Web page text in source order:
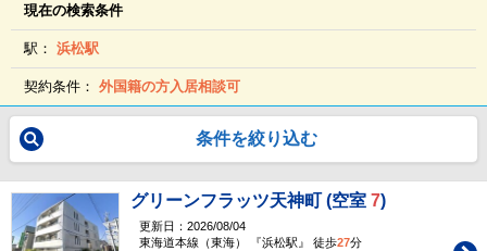
現在の検索条件
駅：浜松駅
契約条件：外国籍の方入居相談可
条件を絞り込む
グリーンフラッツ天神町 (空室 7)
更新日：2026/08/04
東海道本線（東海） 『浜松駅』 徒歩27分